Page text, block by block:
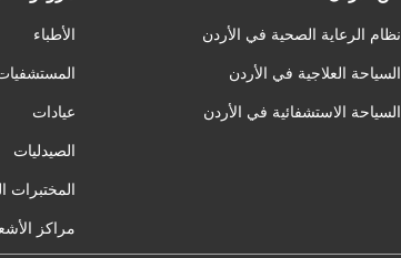
نظام الرعاية الصحية في الأردن
السياحة العلاجية في الأردن
السياحة الاستشفائية في الأردن
الأطباء
عيادات
الصيدليات
المختبرات
مراكز